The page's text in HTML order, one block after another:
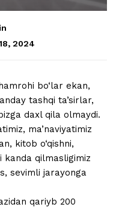
2024
bo‘lar ekan,
tashqi ta’sirlar,
daxl qila olmaydi.
ma’naviyatimiz
kitob o‘qishni,
kanda qilmasligimiz
sevimli jarayonga
qariyb 200